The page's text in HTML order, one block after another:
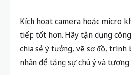
Kích hoạt camera hoặc micro
tiếp tốt hơn. Hãy tận dụng
chia sẻ ý tưởng, vẽ sơ đồ, trình
nhân để tăng sự chú ý và tương